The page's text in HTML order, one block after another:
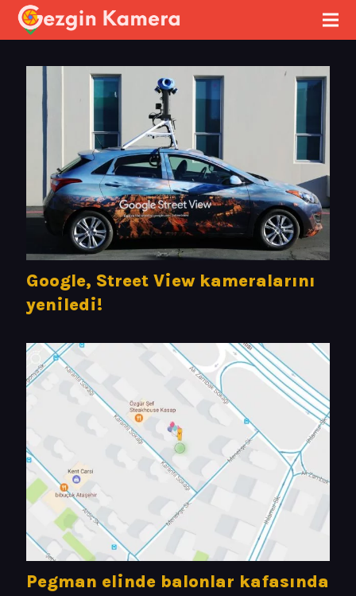
Google, Street View kameralarını
yeniledi!
Pegman elinde balonlar kafasında